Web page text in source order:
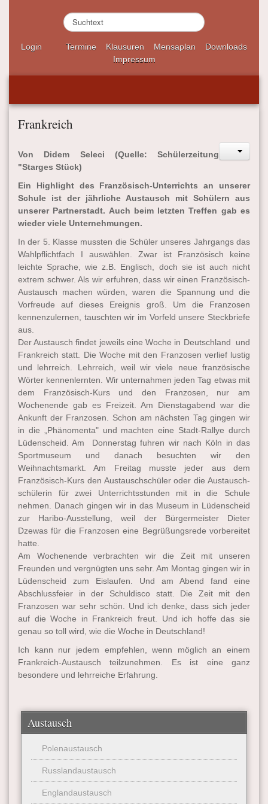
S
u
c
n
.
Login Termine Klausuren Mensaplan
Downloads
Impressum
Frankreich
Von Didem Seleci (Quelle: Schülerzeitung
"Starges Stück)
Ein Highlight des Französisch-Unterrichts an unserer
Schule ist der jährliche Austausch mit Schülern aus
unserer Partnerstadt. Auch beim letzten Treffen gab es
wieder viele Unternehmungen.
In der 5. Klasse mussten die Schüler unseres Jahrgangs das
Wahlpflichtfach I auswählen. Zwar ist Französisch keine
leichte Sprache, wie z.B. Englisch, doch sie ist auch nicht
extrem schwer. Als wir erfuhren, dass wir einen Französisch-
Austausch machen würden, waren die Spannung und die
Vorfreude auf dieses Ereignis groß. Um die Franzosen
kennenzulernen, tauschten wir im Vorfeld unsere Steckbriefe
aus.
Der Austausch findet jeweils eine Woche in Deutschland und
Frankreich statt. Die Woche mit den Franzosen verlief lustig
und lehrreich. Lehrreich, weil wir viele neue französische
Wörter kennenlernten. Wir unternahmen jeden Tag etwas mit
dem Französisch-Kurs und den Franzosen, nur am
Wochenende gab es Freizeit. Am Dienstagabend war die
Ankunft der Franzosen. Schon am nächsten Tag gingen wir
in die „Phänomenta" und machten eine Stadt-Rallye durch
Lüdenscheid. Am Donnerstag fuhren wir nach Köln in das
Sportmuseum und danach besuchten wir den
Weihnachtsmarkt. Am Freitag musste jeder aus dem
Französisch-Kurs den Austauschschüler oder die Austausch-
schülerin für zwei Unterrichtsstunden mit in die Schule
nehmen. Danach gingen wir in das Museum in Lüdenscheid
zur Haribo-Ausstellung, weil der Bürgermeister Dieter
Dzewas für die Franzosen eine Begrüßungsrede vorbereitet
hatte.
Am Wochenende verbrachten wir die Zeit mit unseren
Freunden und vergnügten uns sehr. Am Montag gingen wir in
Lüdenscheid zum Eislaufen. Und am Abend fand eine
Abschlussfeier in der Schuldisco statt. Die Zeit mit den
Franzosen war sehr schön. Und ich denke, dass sich jeder
auf die Woche in Frankreich freut. Und ich hoffe das sie
genau so toll wird, wie die Woche in Deutschland!
Ich kann nur jedem empfehlen, wenn möglich an einem
Frankreich-Austausch teilzunehmen. Es ist eine ganz
besondere und lehrreiche Erfahrung.
Austausch
Polenaustausch
Russlandaustausch
Englandaustausch